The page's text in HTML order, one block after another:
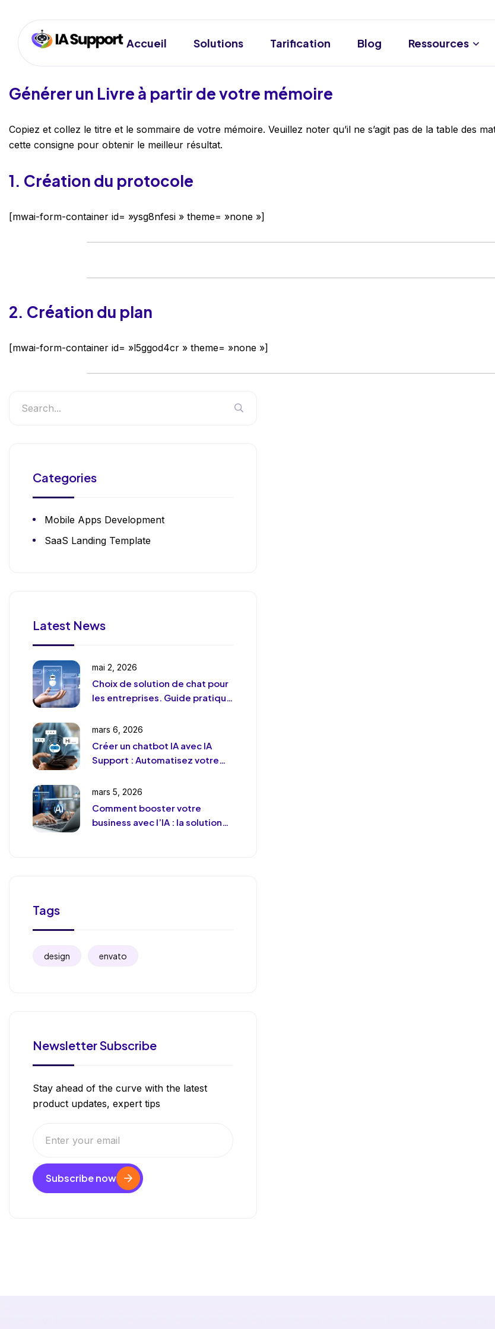
Accueil Solutions Tarification Blog Ressources
Générer un Livre à partir de votre mémoire
Copiez et collez le titre et le sommaire de votre mémoire. Veuillez noter qu’il ne s’agit pas de la table des
cette consigne pour obtenir le meilleur résultat.
1. Création du protocole
[mwai-form-container id= »ysg8nfesi » theme= »none »]
2. Création du plan
[mwai-form-container id= »l5ggod4cr » theme= »none »]
Categories
Mobile Apps Development
SaaS Landing Template
Latest News
mai 2, 2026
Choix de solution de chat pour
les entreprises. Guide pratique
mars 6, 2026
Créer un chatbot IA avec IA
Support : Automatisez votre
déshumaniser)
mars 5, 2026
Comment booster votre
business avec l’IA : la solution
Tags
design envato
Newsletter Subscribe
Stay ahead of the curve with the latest
product updates, expert tips
Subscribe now